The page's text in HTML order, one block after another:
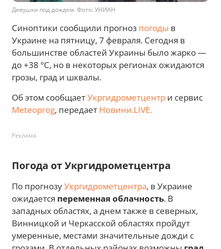
Девушки под дождем. Фото: УНИАН
Синоптики сообщили прогноз погоды в
Украине на пятницу, 7 февраля. Сегодня в
большинстве областей Украины было жарко —
до +38 °С, но в некоторых регионах ожидаются
грозы, град и шквалы.
Об этом сообщаетУкргидрометцентр и сервис
Meteoprog, передает Новини.LIVE.
Реклама
Погода от Укргидрометцентра
По прогнозуУкргидрометцентра, в Украине
ожидается переменная облачность. В
западных областях, а днем также в северных,
Винницкой и Черкасской областях пройдут
умеренные, местами значительные дожди с